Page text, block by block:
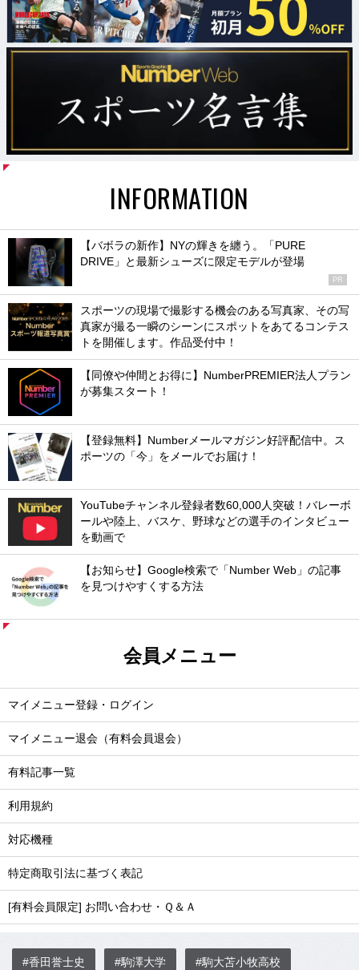
INFORMATION
【バボラの新作】NYの輝きを纏う。「PURE
DRIVE」と最新シューズに限定モデルが登場
PR
スポーツの現場で撮影する機会のある写真家、その写
真家が撮る一瞬のシーンにスポットをあてるコンテス
トを開催します。作品受付中！
【同僚や仲間とお得に】NumberPREMIER法人プラン
が募集スタート！
【登録無料】Numberメールマガジン好評配信中。ス
ポーツの「今」をメールでお届け！
YouTubeチャンネル登録者数60,000人突破！バレーボ
ールや陸上、バスケ、野球などの選手のインタビュー
を動画で
【お知らせ】Google検索で「Number Web」の記事
を見つけやすくする方法
会員メニュー
マイメニュー登録・ログイン
マイメニュー退会（有料会員退会）
有料記事一覧
利用規約
対応機種
特定商取引法に基づく表記
[有料会員限定] お問い合わせ・Ｑ＆Ａ
#香田誉士史 #駒澤大学 #駒大苫小牧高校